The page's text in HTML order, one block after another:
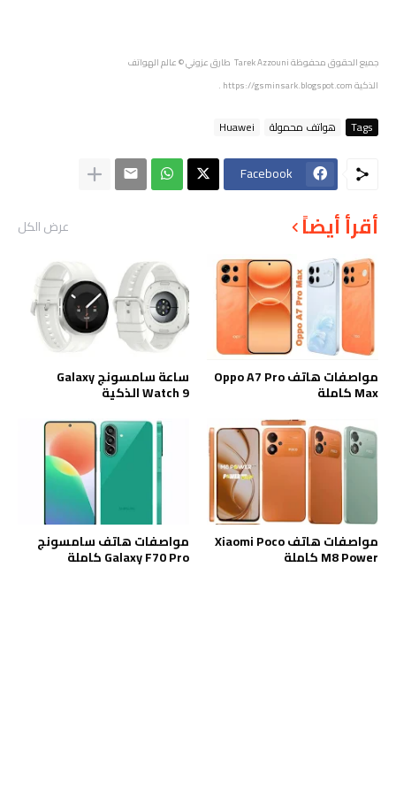
جميع الحقوق محفوظةTarek Azzouni طارق عزوني
© عالم الهواتف
الذكيةhttps://gsminsark.blogspot.com
.
Tags هواتف محمولة Huawei
Facebook
أقرأ أيضاً عرض الكل
مواصفات هاتف Oppo A7 Pro
Max كاملة
ساعة سامسونج Galaxy
Watch 9 الذكية
مواصفات هاتف Xiaomi Poco
M8 Power كاملة
مواصفات هاتف سامسونج
Galaxy F70 Pro كاملة